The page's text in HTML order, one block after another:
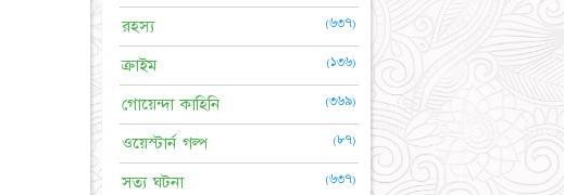
রহস্য (৬৩৭)
ক্রাইম (১৩৬)
গোয়েন্দা কাহিনি (৩৬৯)
ওয়েস্টার্ন গল্প (৮৭)
সত্য ঘটনা (৬৩৭)